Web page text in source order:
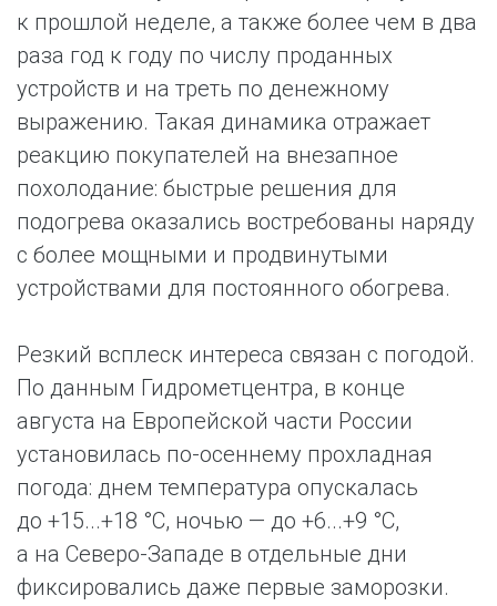
к прошлой неделе, а также более чем в два
раза год к году по числу проданных
устройств и на треть по денежному
выражению. Такая динамика отражает
реакцию покупателей на внезапное
похолодание: быстрые решения для
подогрева оказались востребованы наряду
с более мощными и продвинутыми
устройствами для постоянного обогрева.
Резкий всплеск интереса связан с погодой.
По данным Гидрометцентра, в конце
августа на Европейской части России
установилась по-осеннему прохладная
погода: днем температура опускалась
до +15...+18 °C, ночью — до +6...+9 °C,
а на Северо-Западе в отдельные дни
фиксировались даже первые заморозки.